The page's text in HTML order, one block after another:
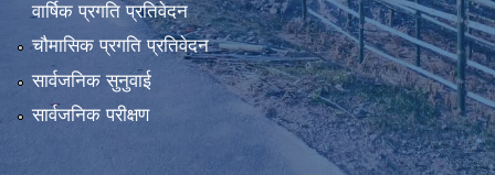
वार्षिक प्रगति प्रतिवेदन
चौमासिक प्रगति प्रतिवेदन
सार्वजनिक सुनुवाई
सार्वजनिक परीक्षण